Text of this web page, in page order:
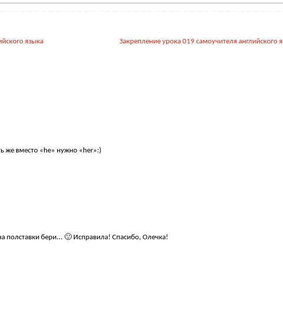
языка Закрепление урока 019 самоучителя английского
же вместо «he» нужно «her»:)
полставки бери... 🙂 Исправила! Спасибо, Олечка!